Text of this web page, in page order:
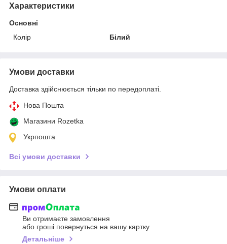
Характеристики
Основні
Колір
Білий
Умови доставки
Доставка здійснюється тільки по передоплаті.
Нова Пошта
Магазини Rozetka
Укрпошта
Всі умови доставки
Умови оплати
Ви отримаєте замовлення
або гроші повернуться на вашу картку
Детальніше